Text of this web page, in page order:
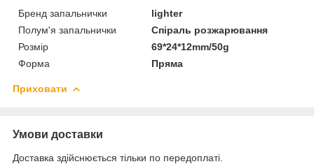
Бренд запальнички
lighter
Полум'я запальнички
Спіраль розжарювання
Розмір
69*24*12mm/50g
Форма
Пряма
Приховати
Умови доставки
Доставка здійснюється тільки по передоплаті.